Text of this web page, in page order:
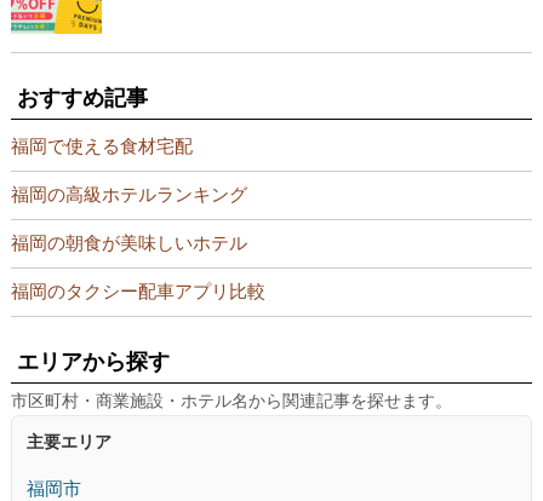
おすすめ記事
福岡で使える食材宅配
福岡の高級ホテルランキング
福岡の朝食が美味しいホテル
福岡のタクシー配車アプリ比較
エリアから探す
市区町村・商業施設・ホテル名から関連記事を探せます。
主要エリア
福岡市